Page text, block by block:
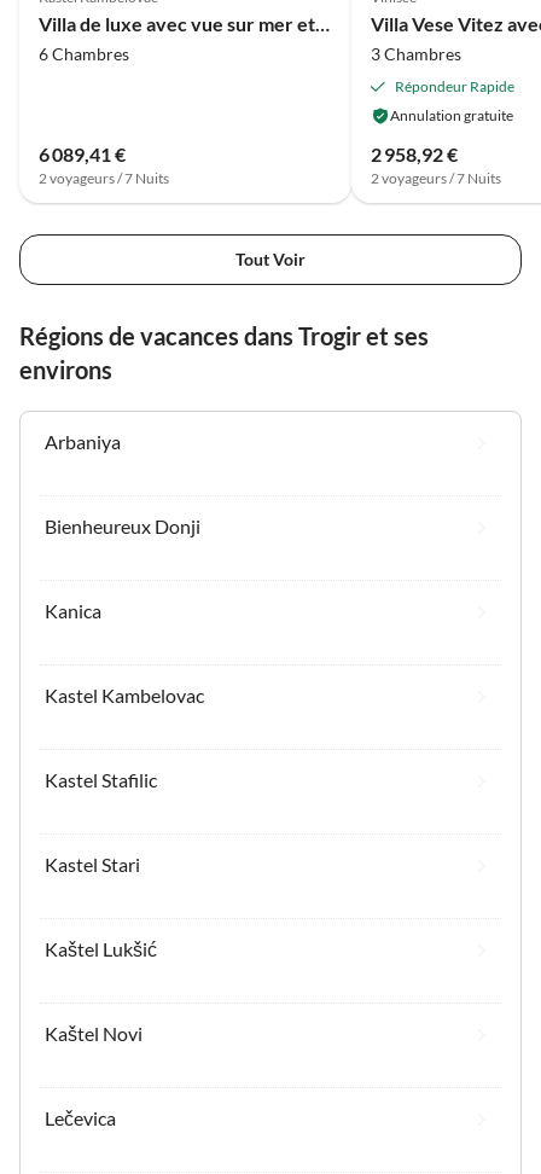
Villa de luxe avec vue sur mer et piscine chauffée
6 Chambres
6 089,41 €
2 voyageurs / 7 Nuits
3 Chambres
Répondeur Rapide
Annulation gratuite
2 958,92 €
2 voyageurs / 7 Nuits
Tout Voir
Régions de vacances dans Trogir et ses
environs
Arbaniya
Bienheureux Donji
Kanica
Kastel Kambelovac
Kastel Stafilic
Kastel Stari
Kaštel Lukšić
Kaštel Novi
Lečevica